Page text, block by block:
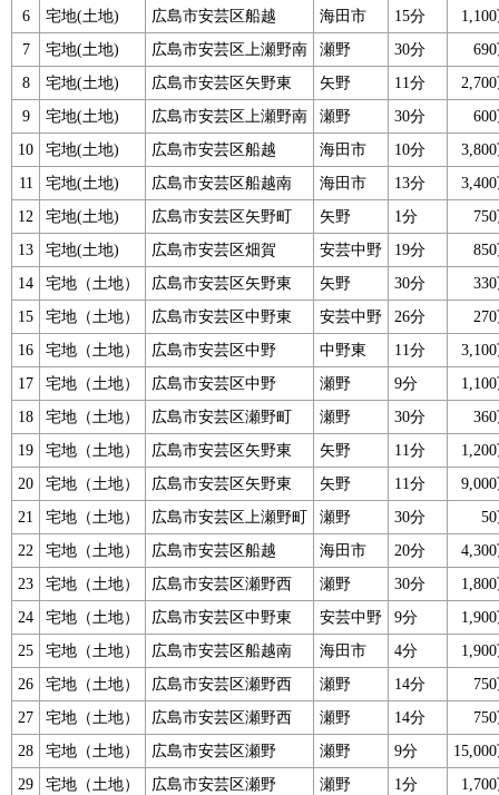
6 宅地(土地) 広島市安芸区船越 海田市 15分
7
宅地(土地) 広島市安芸区上瀬野南 瀬野 30分
8
宅地(土地) 広島市安芸区矢野東 矢野 11分
9
宅地(土地) 広島市安芸区上瀬野南 瀬野 30分
10
宅地(土地) 広島市安芸区船越 海田市 10分
11
宅地(土地) 広島市安芸区船越南 海田市 13分
12
宅地(土地) 広島市安芸区矢野町 矢野 1分
13
宅地(土地) 広島市安芸区畑賀 安芸中野 19分
14
宅地（土地） 広島市安芸区矢野東 矢野 30分
15
宅地（土地） 広島市安芸区中野東 安芸中野 26分
16
宅地（土地） 広島市安芸区中野 中野東 11分
17
宅地（土地） 広島市安芸区中野 瀬野 9分
18
宅地（土地） 広島市安芸区瀬野町 瀬野 30分
19
宅地（土地） 広島市安芸区矢野東 矢野 11分
20
宅地（土地） 広島市安芸区矢野東 矢野 11分
21
宅地（土地） 広島市安芸区上瀬野町 瀬野 30分
22
宅地（土地） 広島市安芸区船越 海田市 20分
23
宅地（土地） 広島市安芸区瀬野西 瀬野 30分
24
宅地（土地） 広島市安芸区中野東 安芸中野 9分
25
宅地（土地） 広島市安芸区船越南 海田市 4分
26
宅地（土地） 広島市安芸区瀬野西 瀬野 14分
27
宅地（土地） 広島市安芸区瀬野西 瀬野 14分
28
宅地（土地） 広島市安芸区瀬野 瀬野 9分
29
宅地（土地） 広島市安芸区瀬野 瀬野 1分